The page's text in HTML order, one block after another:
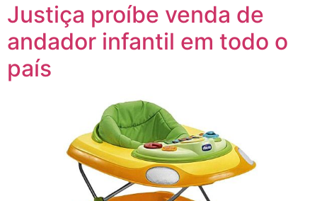
Justiça proíbe venda de
andador infantil em todo o
país